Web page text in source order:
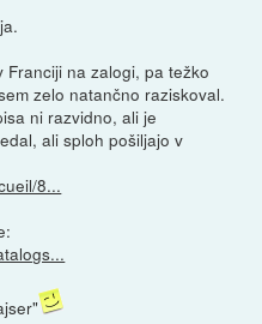
na zalogi, pa težko
zelo natančno raziskoval.
ni razvidno, ali je
ali sploh pošiljajo v
8...